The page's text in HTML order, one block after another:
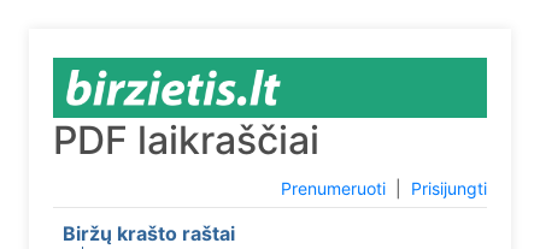
PDF laikraščiai
Prenumeruoti Prisijungti
Biržų krašto raštai